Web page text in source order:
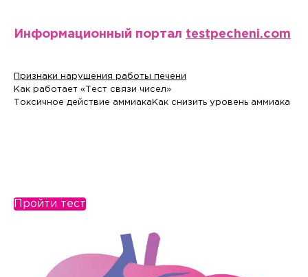
Информационный портал testpecheni.com
Признаки нарушения работы печени
Как работает «Тест связи чисел»
Токсичное действие аммиака Как снизить уровень аммиака
Пройти тест